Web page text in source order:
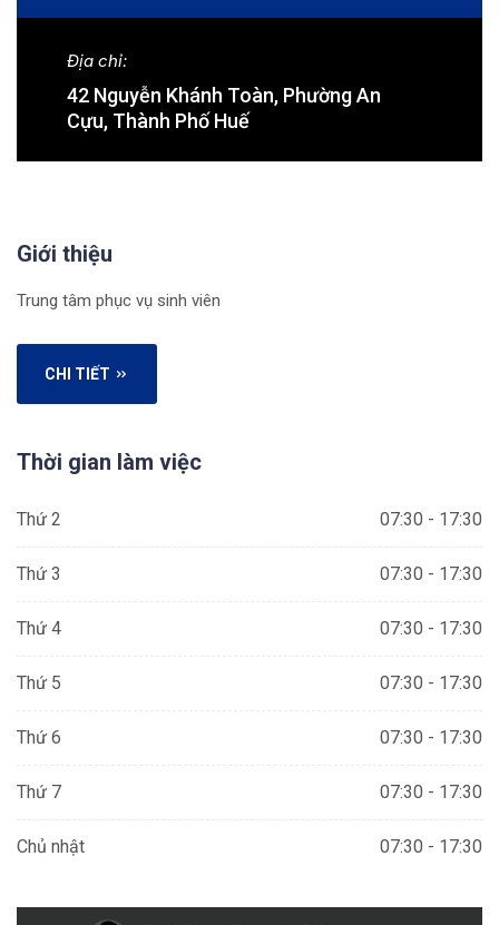
Địa chỉ:
42 Nguyễn Khánh Toàn, Phường An
Cựu, Thành Phố Huế
Giới thiệu
Trung tâm phục vụ sinh viên
CHI TIẾT
Thời gian làm việc
Thứ 2 07:30 - 17:30
Thứ 3 07:30 - 17:30
Thứ 4 07:30 - 17:30
Thứ 5 07:30 - 17:30
Thứ 6 07:30 - 17:30
Thứ 7 07:30 - 17:30
Chủ nhật 07:30 - 17:30